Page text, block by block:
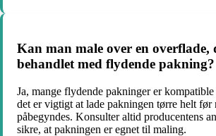
Kan man male over en overflade,
behandlet med flydende pakning?
Ja, mange flydende pakninger er
det er vigtigt at lade pakningen tørre helt før
påbegyndes. Konsulter altid producentens
sikre, at pakningen er egnet til maling.